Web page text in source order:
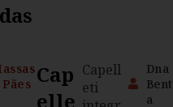
Cap
Elle
Capell
eti
Dna
Bent
a